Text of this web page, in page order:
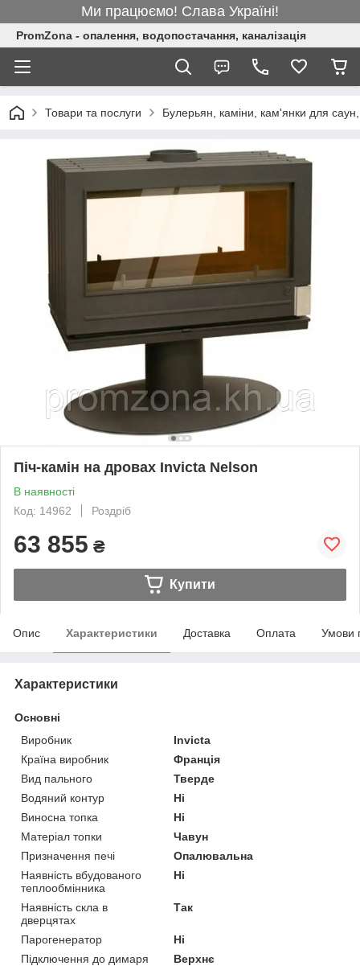
Ми працюємо! Слава Україні!
PromZona - опалення, водопостачання, каналізація
Товари та послуги Булерьян, каміни, кам'янки для саун,
Піч-камін на дровах Invicta Nelson
В наявності
Код: 14962
Роздріб
63 855 ₴
Купити
Опис Характеристики Доставка Оплата Умови
Характеристики
Основні
Виробник
Invicta
Країна виробник
Франція
Вид пального
Тверде
Водяний контур
Ні
Виносна топка
Ні
Матеріал топки
Чавун
Призначення печі
Опалювальна
Наявність вбудованого
теплообмінника
Ні
Наявність скла в
дверцятах
Так
Парогенератор
Ні
Підключення до димаря
Верхнє